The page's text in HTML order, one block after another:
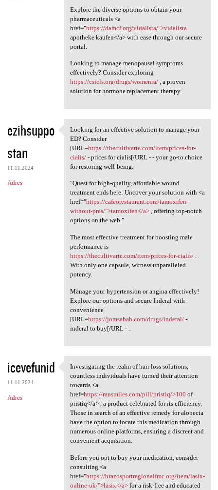
Explore the diverse options to obtain your
pharmaceuticals <a
href="https://damcf.org/vidalista/">vidalista
apotheke kaufen</a> with ease through our secure
portal.
Looking to manage menopausal symptoms
effectively? Consider exploring
https://csicls.org/drugs/womenra/, a proven
solution for hormone replacement therapy.
ezihsuppo
stan
11.11.2024
Adres
Looking for an effective
Looking for an effective solution to manage your
ED? Consider
[URL=https://thecultivarte.com/item/prices-for-
cialis/- prices for cialis[/URL - - your go-to choice
for restoring well-being.
"Quest for high-quality, affordable wound
treatment ends here: Uncover your solution with <a
href="https://cafeorestaurant.com/tamoxifen-
without-pres/">tamoxifen</a>, offering top-notch
options on the web."
The most effective treatment for boosting male
performance is
https://thecultivarte.com/item/prices-for-cialis/.
With only one capsule, witness unparalleled
potency.
Manage your hypertension or angina effectively!
Explore our options and secure Inderal with
convenience
[URL=https://jomsabah.com/drugs/inderal/-
inderal to buy[/URL - .
icevefunid
11.11.2024
Adres
Investigating the realm of
Investigating the realm of hair loss solutions,
countless individuals have turned their attention
towards <a
href=https://mnsmiles.com/pill/pristiq/>100 of
pristiq</a> , a product celebrated for its efficiency.
Those in search of an effective remedy for alopecia
have the option to locate this medication through
numerous online platforms, ensuring a discreet and
convenient acquisition.
Before you opt to buy your medication, consider
consulting <a
href="https://brazosportregionalfmc.org/item/lasix-
online-uk/">lasix</a>for a risk-free and educated